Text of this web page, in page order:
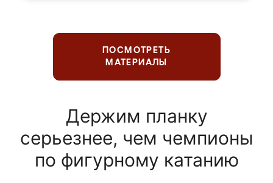
ПОСМОТРЕТЬ
МАТЕРИАЛЫ
Держим планку
серьезнее, чем чемпионы
по фигурному катанию